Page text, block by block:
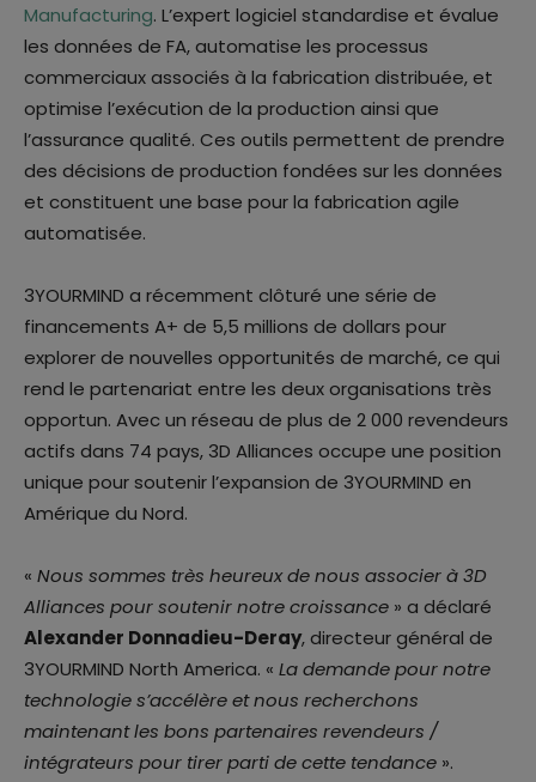
Manufacturing. L’expert logiciel standardise et évalue
les données de FA, automatise les processus
commerciaux associés à la fabrication distribuée, et
optimise l’exécution de la production ainsi que
l’assurance qualité. Ces outils permettent de prendre
des décisions de production fondées sur les données
et constituent une base pour la fabrication agile
automatisée.
3YOURMIND a récemment clôturé une série de
financements A+ de 5,5 millions de dollars pour
explorer de nouvelles opportunités de marché, ce qui
rend le partenariat entre les deux organisations très
opportun. Avec un réseau de plus de 2 000 revendeurs
actifs dans 74 pays, 3D Alliances occupe une position
unique pour soutenir l’expansion de 3YOURMIND en
Amérique du Nord.
« Nous sommes très heureux de nous associer à 3D
Alliances pour soutenir notre croissance » a déclaré
Alexander Donnadieu-Deray, directeur général de
3YOURMIND North America. « La demande pour notre
technologie s’accélère et nous recherchons
maintenant les bons partenaires revendeurs /
intégrateurs pour tirer parti de cette tendance ».